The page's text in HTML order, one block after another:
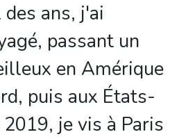
ans, j'ai
passant un
en Amérique
puis aux États-
je vis à Paris